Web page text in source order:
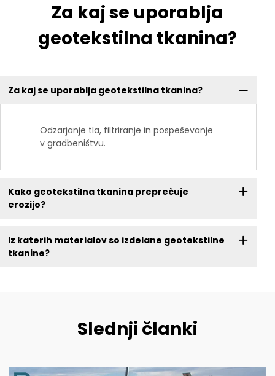
Za kaj se uporablja
geotekstilna tkanina?
Za kaj se uporablja geotekstilna tkanina?
Odzarjanje tla, filtriranje in pospeševanje
v gradbeništvu.
Kako geotekstilna tkanina preprečuje
erozijo?
Iz katerih materialov so izdelane geotekstilne
tkanine?
Slednji članki